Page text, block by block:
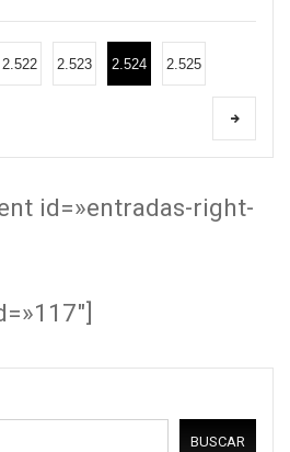
2.522 2.523 2.524 2.525
id=»entradas-right-
BUSCAR